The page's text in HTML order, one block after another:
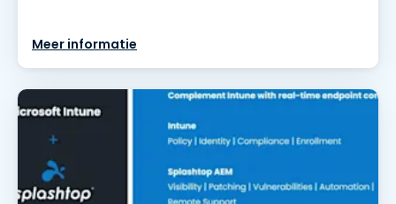
Meer informatie